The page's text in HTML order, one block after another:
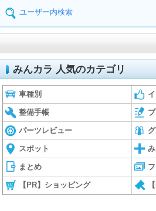
ユーザー内検索
みんカラ 人気のカテゴリ
車種別
整備手帳
パーツレビュー
スポット
まとめ
【PR】ショッピング